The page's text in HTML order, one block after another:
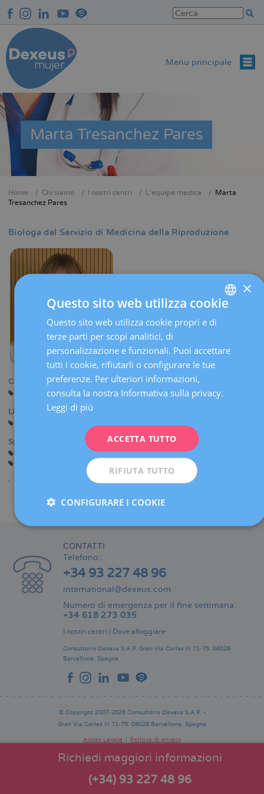
contenuto
principale
Menu principale
Marta Tresanchez Pares
Briciole
pane
Home Chi siamo I nostri centri L'équipe medica
Marta
Tresanchez Pares
Biologa del Servizio di Medicina della Riproduzione
Centri:
Barcellona
Sabadell
Sant Cugat
Lingue:
Specialità:
Biologia della Riproduzione
Diagnosi genetica preimpianto
Programma di Ovodonazione
Richiedi maggiori informazioni
(+34) 93 227 48 96
CONTATTI
Telefono:
+34 93 227 48 96
international@dexeus.com
Numero di emergenza per il fine settimana:
+34 618 273 035
I nostri centri | Dove alloggiare
Consultorio Dexeus S.A.P. Gran Via Carles III 71-75. 08028
Barcellona. Spagna
© Copyright 2007-2026 Consultorio Dexeus S.A.P. -
Gran Via Carles III 71-75. 08028 Barcellona. Spagna
de
Avviso Legale
Politica di privacy
SPANISH
DEUTSCH
×
Questo sito web utilizza cookie
Questo sito web utilizza cookie propri e di
terze parti per scopi analitici, di
personalizzazione e funzionali. Puoi accettare
tutti i cookie, rifiutarli o configurare le tue
preferenze. Per ulteriori informazioni,
consulta la nostra Informativa sulla privacy.
Leggi di più
ACCETTA TUTTO
RIFIUTA TUTTO
CONFIGURARE I COOKIE